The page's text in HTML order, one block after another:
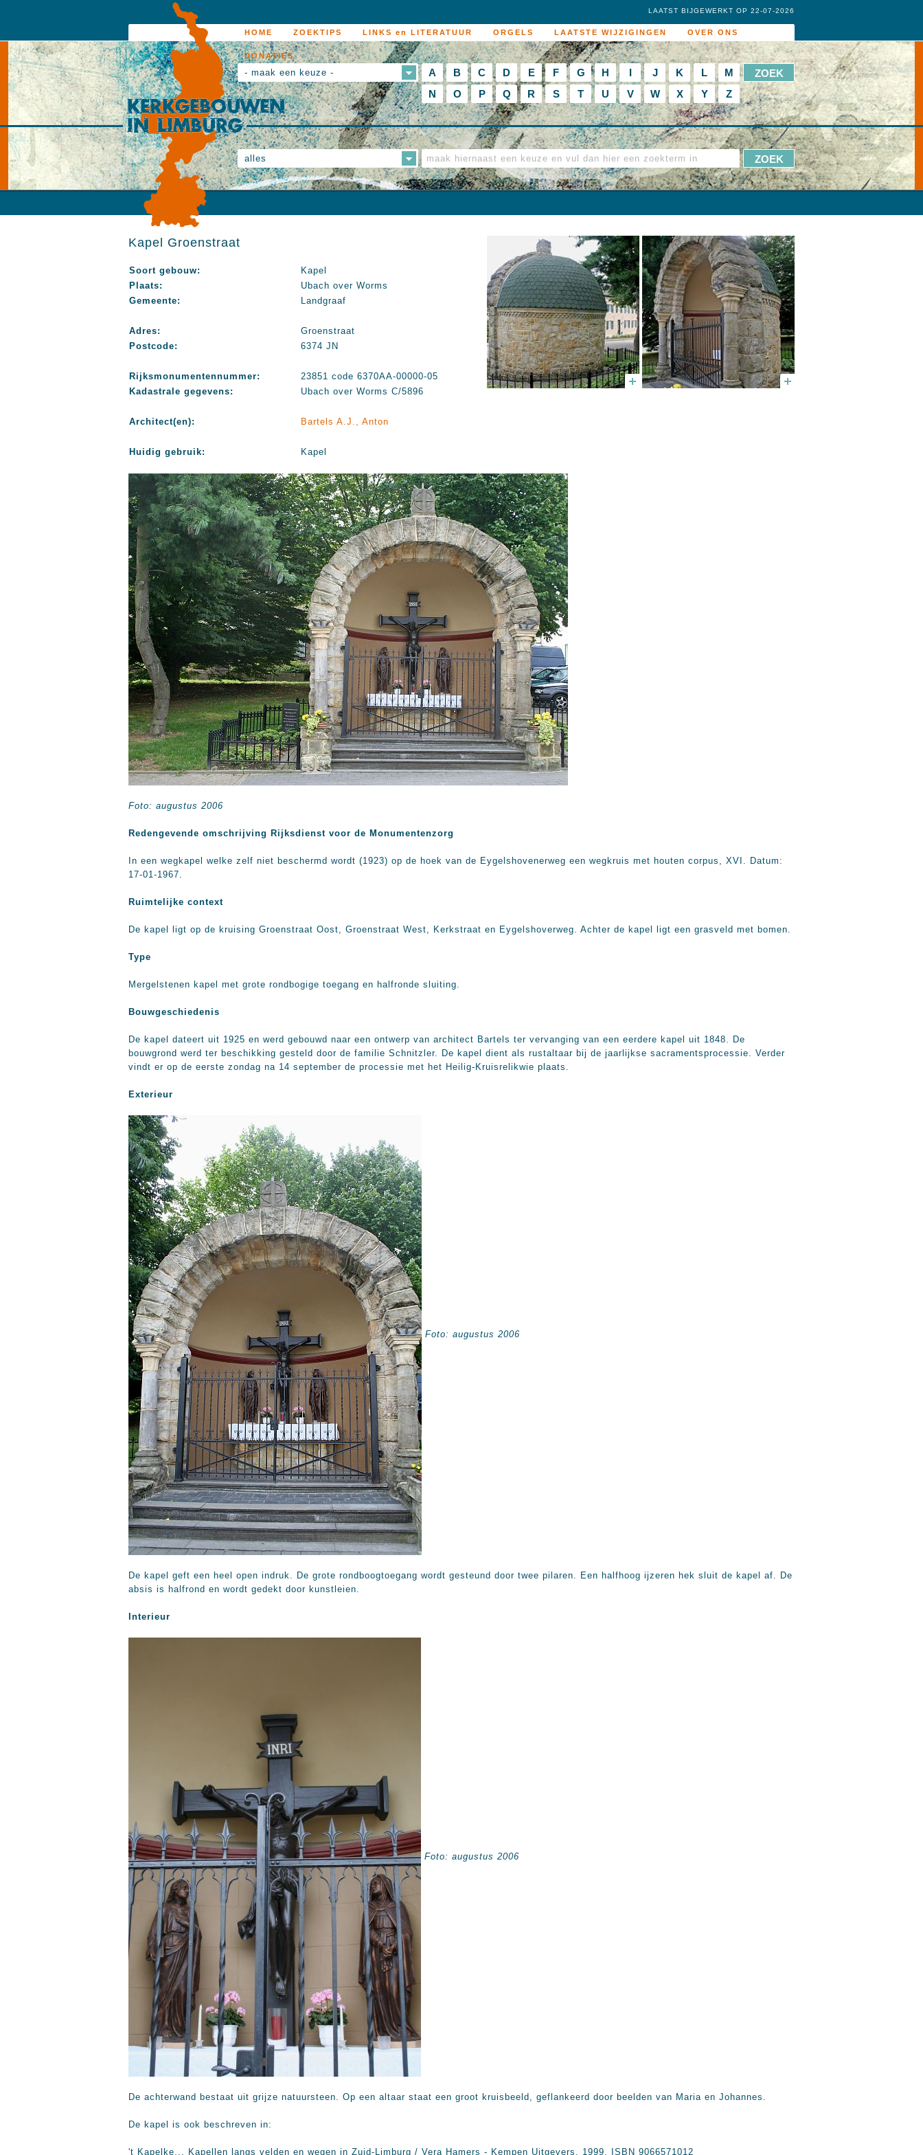
HOME ZOEKTIPS LINKS en LITERATUUR ORGELS LAATSTE WIJZIGINGEN OVER ONS
DONATIES
LAATST BIJGEWERKT OP 22-07-2026
- maak een keuze - A B C D E F G H I J K L
M
N
O P Q R S T U V W X Y Z
alles
Kapel Groenstraat
Soort gebouw:
Kapel
Plaats:
Ubach over Worms
Gemeente:
Landgraaf
Adres:
Groenstraat
Postcode:
6374 JN
Rijksmonumentennummer:
23851 code 6370AA-00000-05
Kadastrale gegevens:
Ubach over Worms C/5896
Architect(en): Bartels A.J., Anton
Huidig gebruik: Kapel
Foto: augustus 2006
Redengevende omschrijving Rijksdienst voor de Monumentenzorg
In een wegkapel welke zelf niet beschermd wordt (1923) op de hoek van de Eygelshovenerweg een wegkruis met houten corpus, XVI. Datum:
17-01-1967.
Ruimtelijke context
De kapel ligt op de kruising Groenstraat Oost, Groenstraat West, Kerkstraat en Eygelshoverweg. Achter de kapel ligt een grasveld met bomen.
Type
Mergelstenen kapel met grote rondbogige toegang en halfronde sluiting.
Bouwgeschiedenis
De kapel dateert uit 1925 en werd gebouwd naar een ontwerp van architect Bartels ter vervanging van een eerdere kapel uit 1848. De
bouwgrond werd ter beschikking gesteld door de familie Schnitzler. De kapel dient als rustaltaar bij de jaarlijkse sacramentsprocessie. Verder
vindt er op de eerste zondag na 14 september de processie met het Heilig-Kruisrelikwie plaats.
Exterieur
Foto: augustus 2006
De kapel geft een heel open indruk. De grote rondboogtoegang wordt gesteund door twee pilaren. Een halfhoog ijzeren hek sluit de kapel af. De
absis is halfrond en wordt gedekt door kunstleien.
Interieur
Foto: augustus 2006
De achterwand bestaat uit grijze natuursteen. Op een altaar staat een groot kruisbeeld, geflankeerd door beelden van Maria en Johannes.
De kapel is ook beschreven in:
't Kapelke... Kapellen langs velden en wegen in Zuid-Limburg / Vera Hamers - Kempen Uitgevers, 1999. ISBN 9066571012